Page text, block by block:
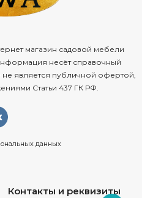
магазин садовой мебели
несёт справочный
является публичной офертой,
Статьи 437 ГК РФ.
данных
Контакты и реквизиты